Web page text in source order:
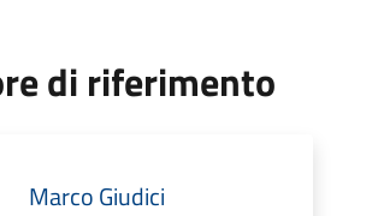
di riferimento
Marco Giudici